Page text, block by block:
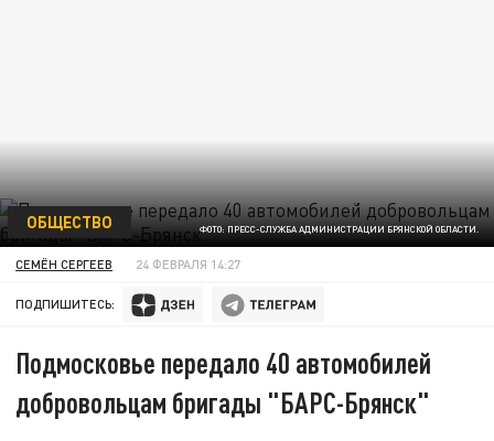
ФОТО: ПРЕСС-СЛУЖБА АДМИНИСТРАЦИИ БРЯНСКОЙ ОБЛАСТИ.
ОБЩЕСТВО
СЕМЁН СЕРГЕЕВ 24 ФЕВРАЛЯ 14:27
ПОДПИШИТЕСЬ:
Подмосковье передало 40 автомобилей
добровольцам бригады "БАРС-Брянск"